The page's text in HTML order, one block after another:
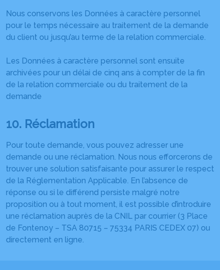
Nous conservons les Données à caractère personnel
pour le temps nécessaire au traitement de la demande
du client ou jusqu’au terme de la relation commerciale.
Les Données à caractère personnel sont ensuite
archivées pour un délai de cinq ans à compter de la fin
de la relation commerciale ou du traitement de la
demande
10. Réclamation
Pour toute demande, vous pouvez adresser une
demande ou une réclamation. Nous nous efforcerons de
trouver une solution satisfaisante pour assurer le respect
de la Réglementation Applicable. En l’absence de
réponse ou si le différend persiste malgré notre
proposition ou à tout moment, il est possible d’introduire
une réclamation auprès de la CNIL par courrier (3 Place
de Fontenoy – TSA 80715 – 75334 PARIS CEDEX 07) ou
directement en ligne.